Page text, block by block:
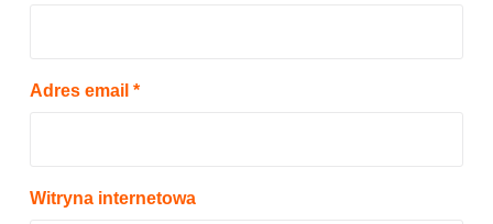
Adres email *
Witryna internetowa